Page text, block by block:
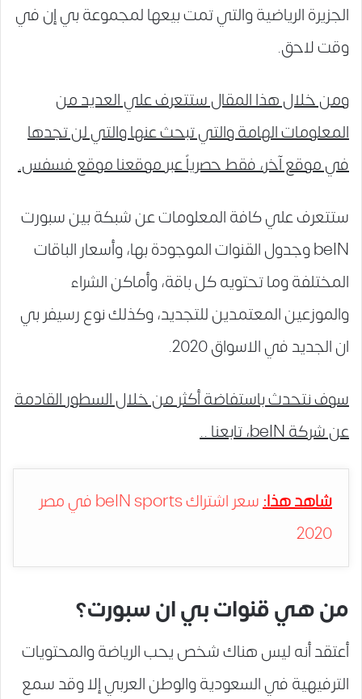
الجزيرة الرياضية والتي تمت بيعها لمجموعة بي إن في
وقت لاحق.
ومن خلال هذا المقال ستتعرف علي العديد من
المعلومات الهامة والتي تبحث عنها والتي لن تجدها
في موقع آخر، فقط حصرياً عبر موقعنا موقع فسفس.
ستتعرف علي كافة المعلومات عن شبكة بين سبورت
beIN وجدول القنوات الموجودة بها، وأسعار الباقات
المختلفة وما تحتويه كل باقة، وأماكن الشراء
والموزعين المعتمدين للتجديد، وكذلك نوع رسيفر بي
ان الجديد في الاسواق 2020.
سوف نتحدث باستفاضة أكثر من خلال السطور القادمة
عن شركة beIN، تابعنا ..
شاهد هذا:
سعر اشتراك beIN sports في مصر
2020
من هي قنوات بي ان سبورت؟
أعتقد أنه ليس هناك شخص يحب الرياضة والمحتويات
الترفيهية في السعودية والوطن العربي إلا وقد سمع